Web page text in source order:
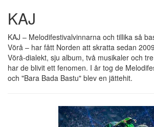
KAJ
KAJ – Melodifestivalvinnarna och tillika så
Vörå – har fått Norden att skratta sedan
Vörå-dialekt, sju album, två musikaler och
har de blivit ett fenomen. I år tog de
och "Bara Bada Bastu" blev en jättehit.